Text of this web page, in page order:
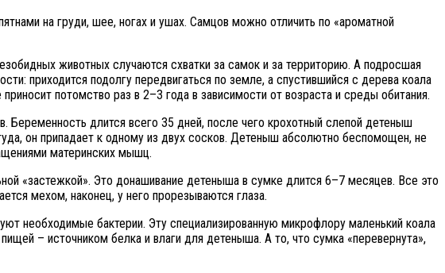
на груди, шее, ногах и ушах. Самцов можно отличить по «ароматной
животных случаются схватки за самок и за территорию. А подросшая
приходится подолгу передвигаться по земле, а спустившийся с дерева коала
потомство раз в 2–3 года в зависимости от возраста и среды обитания.
длится всего 35 дней, после чего крохотный слепой детеныш
он припадает к одному из двух сосков. Детеныш абсолютно беспомощен, не
материнских мышц.
«застежкой». Это донашивание детеныша в сумке длится 6–7 месяцев. Все это
мехом, наконец, у него прорезываются глаза.
необходимые бактерии. Эту специализированную микрофлору маленький коала
– источником белка и влаги для детеныша. А то, что сумка «перевернута»,